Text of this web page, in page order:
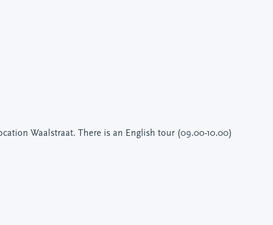
Waalstraat. There is an English tour (09.00-10.00)